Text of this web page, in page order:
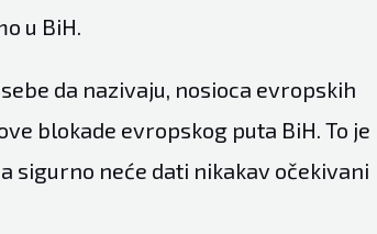
u BiH.
da nazivaju, nosioca evropskih
blokade evropskog puta BiH. To je
sigurno neće dati nikakav očekivani